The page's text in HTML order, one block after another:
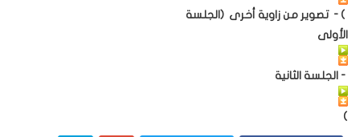
) - تصوير من زاوية أخرى (الجلسة
الأولى
- الجلسة الثانية
)